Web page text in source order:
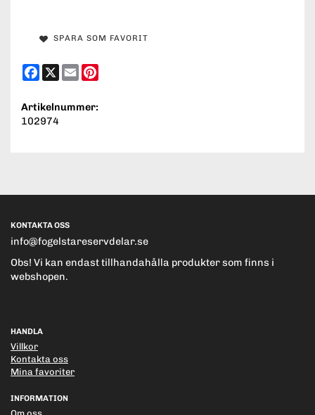
SPARA SOM FAVORIT
Facebook
X Email
Artikelnummer:
102974
KONTAKTA OSS
info@fogelstareservdelar.se
Obs! Vi kan endast tillhandahålla produkter som finns i
webshopen.
HANDLA
Villkor
Kontakta oss
Mina favoriter
INFORMATION